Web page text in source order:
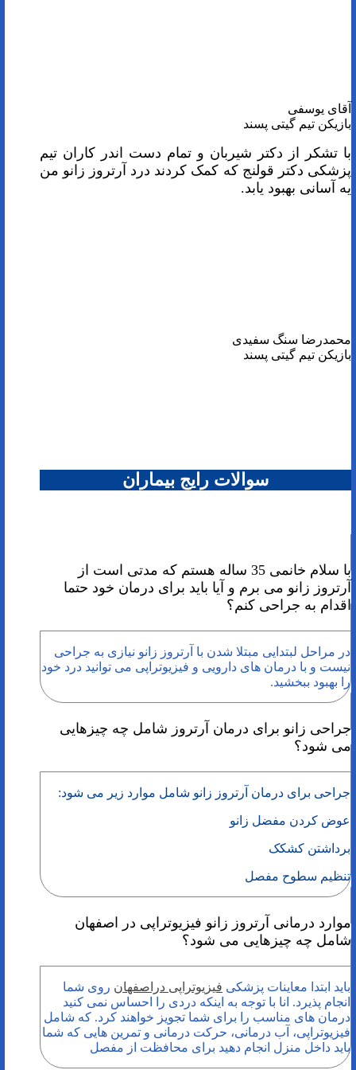
آقای یوسفی
بازیکن تیم گیتی پسند
با تشکر از دکتر شیربان و تمام دست اندر کاران تیم
پزشکی دکتر قولنج که کمک کردند درد آرتروز زانو من
یه آسانی بهبود یابد.
محمدرضا سنگ سفیدی
بازیکن تیم گیتی پسند
سوالات رایج بیماران
با سلام خانمی 35 ساله هستم که مدتی است از
آرتروز زانو می برم و آیا باید برای درمان خود حتما
اقدام به جراحی کنم؟
در مراحل لبتدایی مبتلا شدن با آرتروز زانو نیازی به جراحی
نیست و با درمان های دارویی و فیزیوتراپی می توانید درد خود
را بهبود ببخشید.
جراحی زانو برای درمان آرتروز شامل چه چیزهایی
می شود؟
جراحی برای درمان آرتروز زانو شامل موارد زیر می شود:
عوض کردن مفضل زانو
برداشتن کشکک
تنظیم سطوح مفصل
موارد درمانی آرتروز زانو فیزیوتراپی در اصفهان
شامل چه چیزهایی می شود؟
باید ابتدا معاینات پزشکی فیزیوتراپی دراصفهان روی شما
انجام پذیرد. انا با توجه به اینکه دردی را احساس نمی کنید
درمان های مناسب را برای شما تجویز خواهند کرد. که شامل
فیزیوتراپی، آب درمانی، حرکت درمانی و تمرین هایی که شما
باید داخل منزل انجام دهید برای محافظت از مفصل